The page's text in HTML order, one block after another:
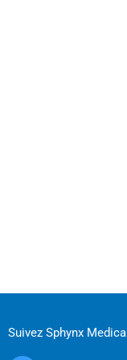
Suivez Sphynx Medical